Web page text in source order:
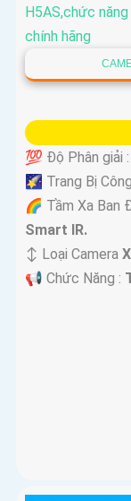
💯 Độ Phân giải :
🌠 Trang Bị
🌈 Tầm Xa Ban
Smart IR.
↕️ Loại Camera
️📢 Chức Năng :